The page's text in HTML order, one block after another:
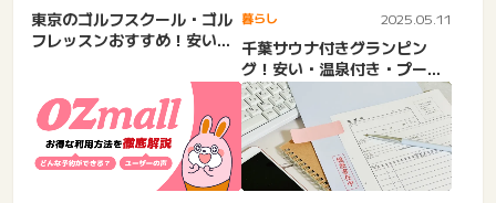
東京のゴルフスクール・ゴル
フレッスンおすすめ！安い、
暮らし 2025.05.11
千葉サウナ付きグランピン
グ！安い・温泉付き・プール
付き・プライベート感ある施
設...